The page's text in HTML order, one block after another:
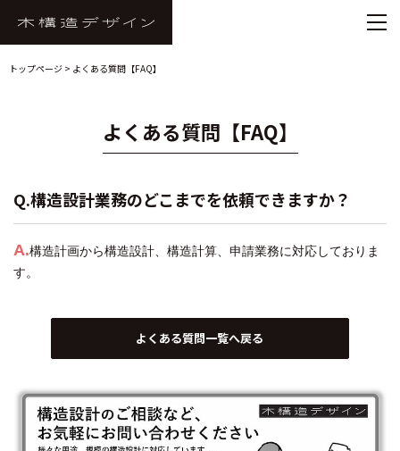
トップページ > よくある質問【FAQ】
よくある質問【FAQ】
Q.構造設計業務のどこまでを依頼できますか？
A.構造計画から構造設計、構造計算、申請業務に対応しておりま
す。
よくある質問一覧へ戻る